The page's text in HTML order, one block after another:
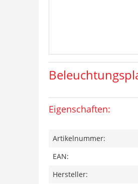
Eigenschaften:
Artikelnummer:
EAN:
Hersteller: